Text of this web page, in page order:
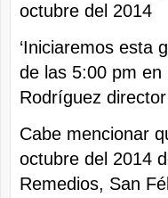
octubre del 2014
‘Iniciaremos esta
de las 5:00 pm en
Rodríguez
Cabe mencionar
octubre del 2014
Remedios, San